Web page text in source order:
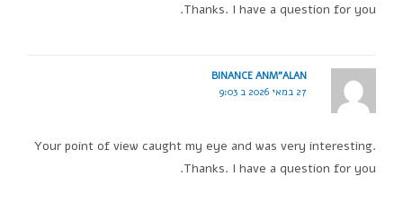
Thanks. I have a question for you.
BINANCE ANM"ALAN
27 במאי 2026 ב 9:03
Your point of view caught my eye and was very interesting.
Thanks. I have a question for you.